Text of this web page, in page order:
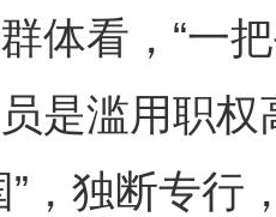
看，“一把
是滥用职权
”，独断专